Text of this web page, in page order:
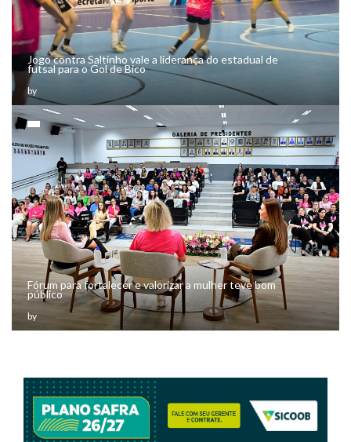
Jogo contra Saltinho vale a liderança do estadual de
futsal para o Gol de Bico
by
Fórum para fortalecer e valorizar a mulher teve bom
público
by